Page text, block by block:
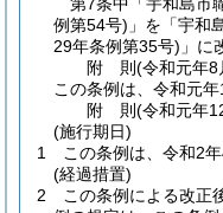
例第54号) 」を「宇和
29年条例第35号) 」に
附 則(令和元年8
この条例は、令和元
附 則(令和元年
(施行期日)
1
この条例は、令和2
(経過措置)
2
この条例による改正